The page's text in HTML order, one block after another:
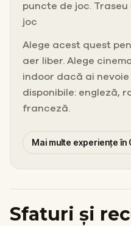
puncte de joc. Traseu
joc
Alege acest quest
aer liber. Alege
indoor dacă ai nevoie
disponibile: engleză,
franceză.
Mai multe experiențe în
Sfaturi și